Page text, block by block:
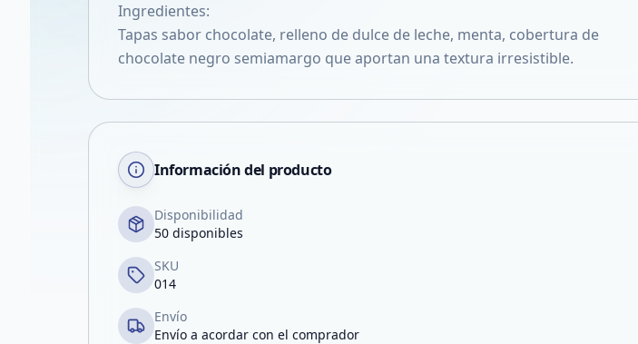
Ingredientes:
Tapas sabor chocolate, relleno de dulce de leche, menta, cobertura de
chocolate negro semiamargo que aportan una textura irresistible.
Información del producto
Disponibilidad
50 disponibles
SKU
014
Envío
Envío a acordar con el comprador